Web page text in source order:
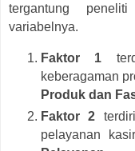
tergantung
variabelnya.
Faktor 1
keberagaman
Produk dan
Faktor 2
pelayanan